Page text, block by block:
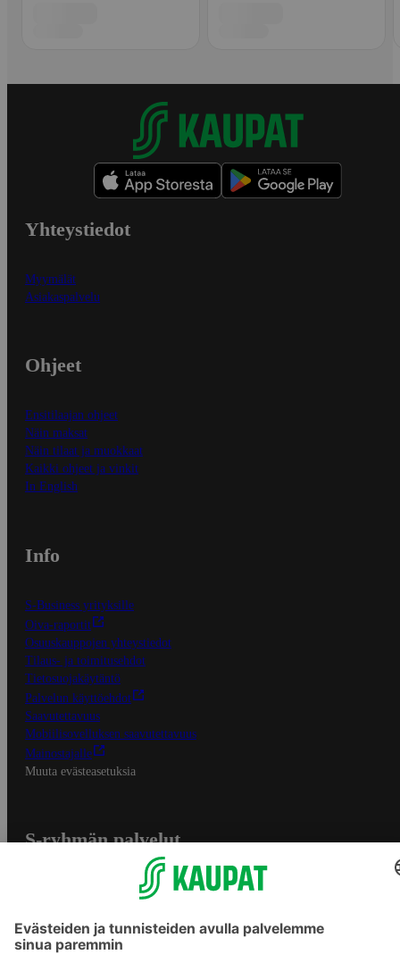
Yhteystiedot
Myymälät
Asiakaspalvelu
Ohjeet
Ensitilaajan ohjeet
Näin maksat
Näin tilaat ja muokkaat
Kaikki ohjeet ja vinkit
In English
Info
S-Business yrityksille
Oiva-raportit
Osuuskauppojen yhteystiedot
Tilaus- ja toimitusehdot
Tietosuojakäytäntö
Palvelun käyttöehdot
Saavutettavuus
Mobiilisovelluksen saavutettavuus
Mainostajalle
Muuta evästeasetuksia
S-ryhmän palvelut
Yhteishyvä Ruoka -sovellus
S-ostoslista -sovellus